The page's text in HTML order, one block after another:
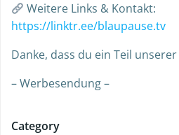
Weitere Links & Kontakt:
https://linktr.ee/blaupause.tv
Danke, dass du ein Teil
– Werbesendung –
Category